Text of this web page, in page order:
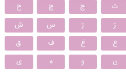
ث ج چ
ح
ز ژ س
ش
ع غ ف
ق
ن و ه ی